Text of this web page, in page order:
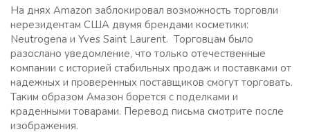
На днях Amazon заблокировал возможность торговли
нерезидентам США двумя брендами косметики:
Neutrogena и Yves Saint Laurent. Торговцам было
разослано уведомление, что только отечественные
компании с историей стабильных продаж и поставками от
надежных и проверенных поставщиков смогут торговать.
Таким образом Амазон борется с поделками и
краденными товарами. Перевод письма смотрите после
изображения.